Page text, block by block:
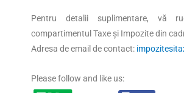
Pentru detalii suplimentare, vă
compartimentul Taxe și Impozite din
Adresa de email de contact:
Please follow and like us: